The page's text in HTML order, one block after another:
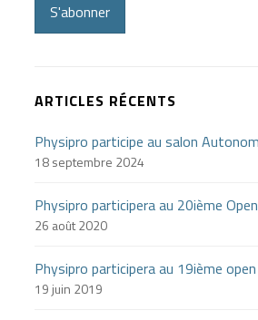
S'abonner
ARTICLES RÉCENTS
Physipro participe au salon
18 septembre 2024
Physipro participera au 20ième
26 août 2020
Physipro participera au 19ième
19 juin 2019